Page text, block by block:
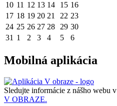
10 11 12 13 14 15 16
17 18 19 20 21 22 23
24 25 26 27 28 29 30
31 1 2 3 4 5 6
Mobilná aplikácia
Sledujte informácie z nášho webu v
V OBRAZE.